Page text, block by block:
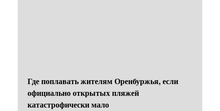
Где поплавать жителям Оренбуржья, если
официально открытых пляжей
катастрофически мало